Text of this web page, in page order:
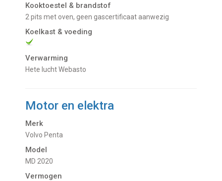
Kooktoestel & brandstof
2 pits met oven, geen gascertificaat aanwezig
Koelkast & voeding
Verwarming
Hete lucht Webasto
Motor en elektra
Merk
Volvo Penta
Model
MD 2020
Vermogen